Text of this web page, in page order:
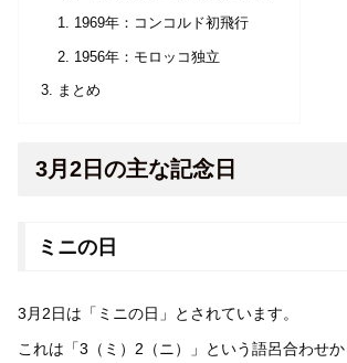
1969年：コンコルド初飛行
1956年：モロッコ独立
まとめ
3月2日の主な記念日
ミニの日
3月2日は「ミニの日」とされています。
これは「3（ミ）2（ニ）」という語呂合わせ